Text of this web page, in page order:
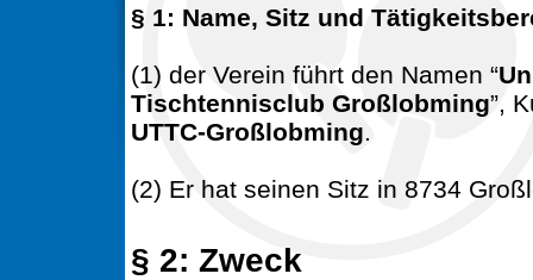
§ 1: Name, Sitz und
(1) der Verein führt den Namen “
Tischtennisclub Großlobming”,
UTTC-Großlobming.
(2) Er hat seinen Sitz in 8734
§ 2: Zweck